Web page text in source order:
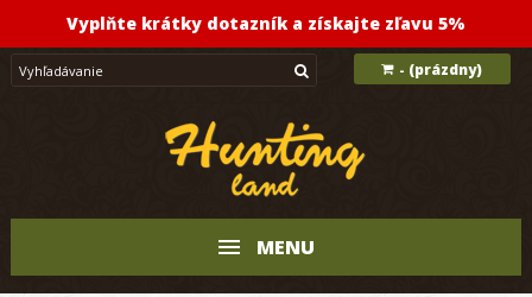
Vyplňte krátky dotazník a získajte zľavu 5%
- (prázdny)
MENU